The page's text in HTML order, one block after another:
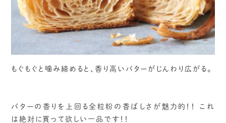
もぐもぐと噛み締めると、香り高いバターがじんわり広がる。
バターの香りを上回る全粒粉の香ばしさが魅力的！！ これ
は絶対に買って欲しい一品です！！